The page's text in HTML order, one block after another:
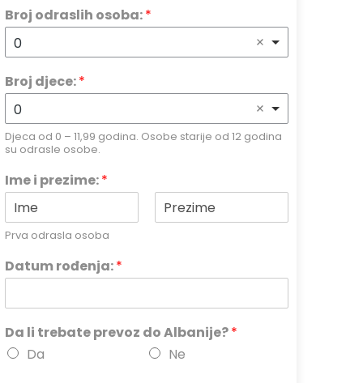
Broj odraslih osoba:*
0
Broj djece:*
0
Djeca od 0 – 11,99 godina. Osobe starije od 12 godina
su odrasle osobe.
Ime i prezime:*
Prva odrasla osoba
Datum rođenja:*
Da li trebate prevoz do Albanije?*
Da
Ne